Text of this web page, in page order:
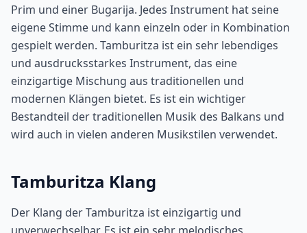
Prim und einer Bugarija. Jedes Instrument hat seine
eigene Stimme und kann einzeln oder in Kombination
gespielt werden. Tamburitza ist ein sehr lebendiges
und ausdrucksstarkes Instrument, das eine
einzigartige Mischung aus traditionellen und
modernen Klängen bietet. Es ist ein wichtiger
Bestandteil der traditionellen Musik des Balkans und
wird auch in vielen anderen Musikstilen verwendet.
Tamburitza Klang
Der Klang der Tamburitza ist einzigartig und